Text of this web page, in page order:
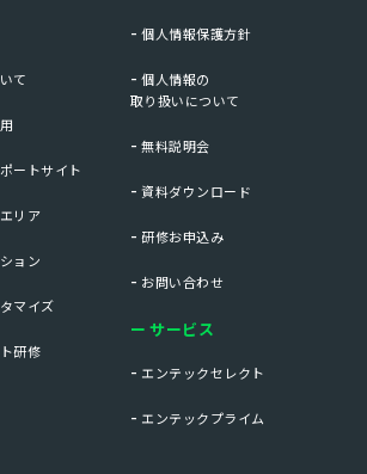
て
ートサイト
リア
ョン
マイズ
研修
個人情報保護方針
個人情報の
取り扱いについて
無料説明会
資料ダウンロード
研修お申込み
お問い合わせ
サービス
エンテックセレクト
エンテックプライム